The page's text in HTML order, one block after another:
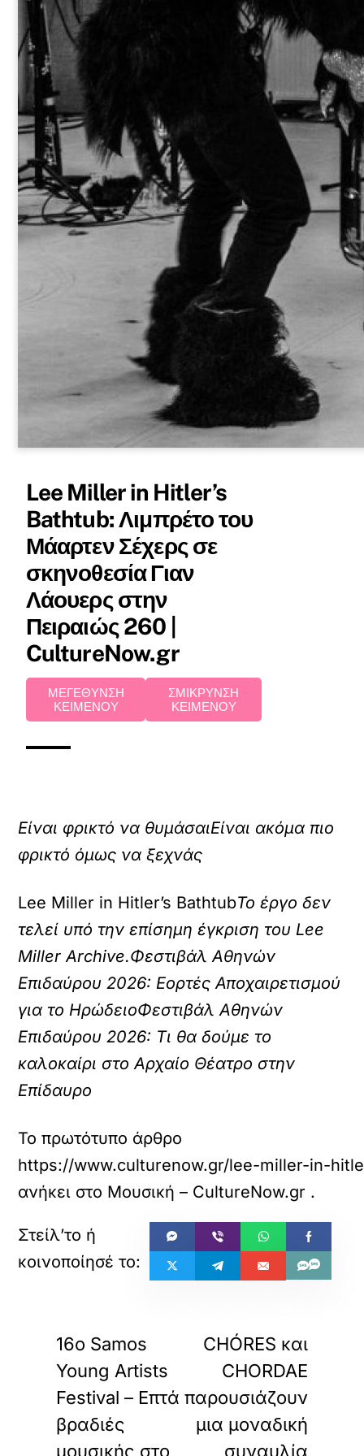
Lee Miller in Hitler’s
Bathtub: Λιμπρέτο του
Μάαρτεν Σέχερς σε
σκηνοθεσία Γιαν
Λάουερς στην
Πειραιώς 260 |
CultureNow.gr
ΜΕΓΕΘΥΝΣΗ
ΚΕΙΜΕΝΟΥ
ΣΜΙΚΡΥΝΣΗ
ΚΕΙΜΕΝΟΥ
Είναι φρικτό να θυμάσαιΕίναι ακόμα πιο
φρικτό όμως να ξεχνάς
Lee Miller in Hitler’s BathtubΤο έργο δεν
τελεί υπό την επίσημη έγκριση του Lee
Miller Archive.Φεστιβάλ Αθηνών
Επιδαύρου 2026: Εορτές Αποχαιρετισμού
για το ΗρώδειοΦεστιβάλ Αθηνών
Επιδαύρου 2026: Τι θα δούμε το
καλοκαίρι στο Αρχαίο Θέατρο στην
Επίδαυρο
Το πρωτότυπο άρθρο
https://www.culturenow.gr/lee-miller-in-
ανήκει στο Μουσική – CultureNow.gr .
16ο Samos
Young Artists
Festival – Επτά
βραδιές
μουσικής στο
CHÓRES και
CHORDAE
παρουσιάζουν
μια μοναδική
συναυλία